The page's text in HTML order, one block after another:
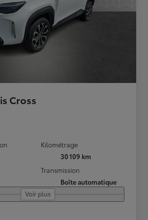
Cross
Kilométrage
30 109 km
Transmission
Boîte automatique
Voir plus